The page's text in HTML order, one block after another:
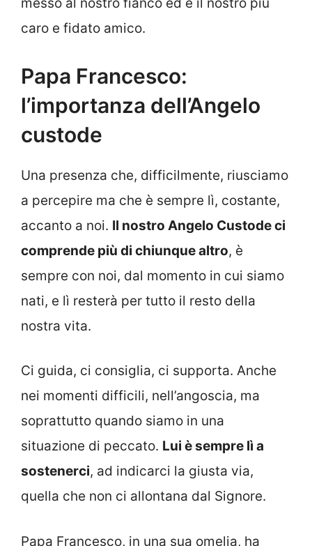
messo al nostro fianco ed è il nostro più
caro e fidato amico.
Papa Francesco:
l’importanza dell’Angelo
custode
Una presenza che, difficilmente, riusciamo
a percepire ma che è sempre lì, costante,
accanto a noi. Il nostro Angelo Custode ci
comprende più di chiunque altro, è
sempre con noi, dal momento in cui siamo
nati, e lì resterà per tutto il resto della
nostra vita.
Ci guida, ci consiglia, ci supporta. Anche
nei momenti difficili, nell’angoscia, ma
soprattutto quando siamo in una
situazione di peccato. Lui è sempre lì a
sostenerci, ad indicarci la giusta via,
quella che non ci allontana dal Signore.
Papa Francesco, in una sua omelia, ha